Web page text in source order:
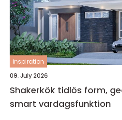
inspiration
09. July 2026
Shakerkök tidlös form, gediget hantverk och
smart vardagsfunktion